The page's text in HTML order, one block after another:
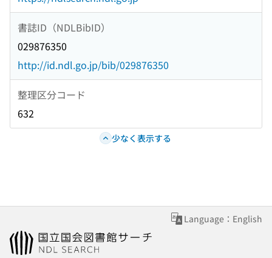
書誌ID（NDLBibID）
029876350
http://id.ndl.go.jp/bib/029876350
整理区分コード
632
少なく表示する
Language：English